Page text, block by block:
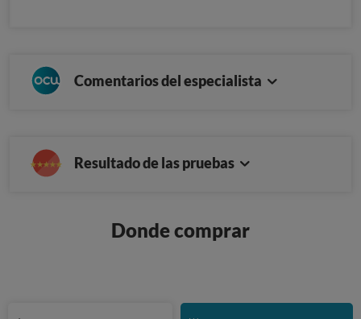
Comentarios del especialista
Resultado de las pruebas
Donde comprar